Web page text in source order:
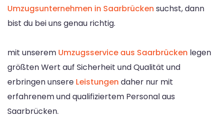
Umzugsunternehmen in Saarbrücken suchst, dann
bist du bei uns genau richtig.
mit unserem Umzugsservice aus Saarbrücken legen
größten Wert auf Sicherheit und Qualität und
erbringen unsere Leistungen daher nur mit
erfahrenem und qualifiziertem Personal aus
Saarbrücken.